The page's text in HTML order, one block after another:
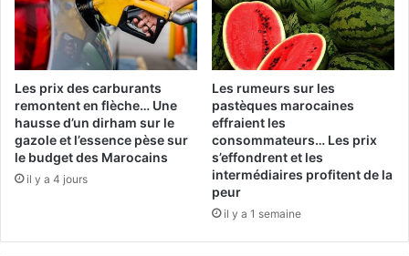
Les prix des carburants
remontent en flèche… Une
hausse d’un dirham sur le
gazole et l’essence pèse sur
le budget des Marocains
il y a 4 jours
Les rumeurs sur les
pastèques marocaines
effraient les
consommateurs… Les prix
s’effondrent et les
intermédiaires profitent de la
peur
il y a 1 semaine